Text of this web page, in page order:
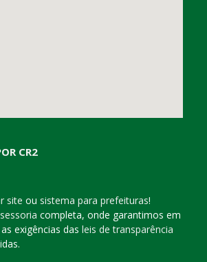
CR2
site ou sistema para prefeituras!
completa, onde garantimos em
exigências das leis de transparência